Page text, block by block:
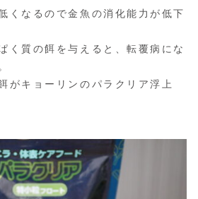
くなるので金魚の消化能力が低下
く質の餌を与えると、転覆病にな
がキョーリンのパラクリア浮上